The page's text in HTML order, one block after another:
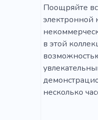
Поощряйте
электронной
в этой
несколько